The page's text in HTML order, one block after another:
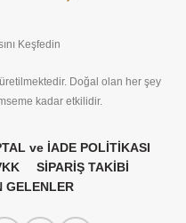
Keşfedin
Doğal olan her şey
kadar etkilidir.
ve İADE POLİTİKASI
SİPARİŞ TAKİBİ
GELENLER